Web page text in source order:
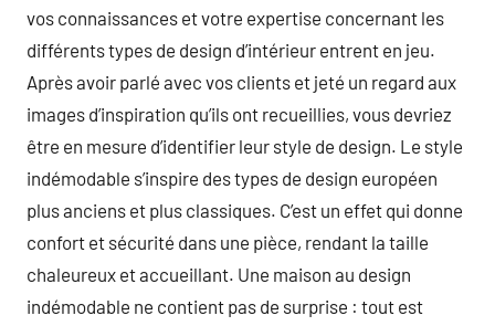
vos connaissances et votre expertise concernant les
différents types de design d’intérieur entrent en jeu.
Après avoir parlé avec vos clients et jeté un regard aux
images d’inspiration qu’ils ont recueillies, vous devriez
être en mesure d’identifier leur style de design. Le style
indémodable s’inspire des types de design européen
plus anciens et plus classiques. C’est un effet qui donne
confort et sécurité dans une pièce, rendant la taille
chaleureux et accueillant. Une maison au design
indémodable ne contient pas de surprise : tout est